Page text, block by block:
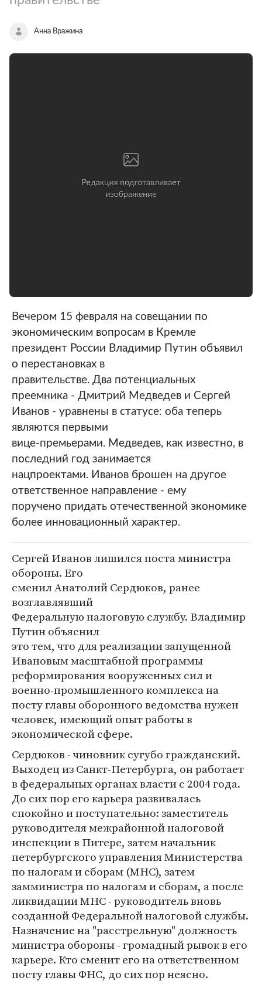
Анна Вражина
Вечером 15 февраля на совещании по
экономическим вопросам в Кремле
президент России Владимир Путин объявил
о перестановках в
правительстве. Два потенциальных
преемника - Дмитрий Медведев и Сергей
Иванов - уравнены в статусе: оба теперь
являются первыми
вице-премьерами. Медведев, как известно, в
последний год занимается
нацпроектами. Иванов брошен на другое
ответственное направление - ему
поручено придать отечественной экономике
более инновационный характер.
Сергей Иванов лишился поста министра
обороны. Его
сменил Анатолий Сердюков, ранее
возглавлявший
Федеральную налоговую службу. Владимир
Путин объяснил
это тем, что для реализации запущенной
Ивановым масштабной программы
реформирования вооруженных сил и
военно-промышленного комплекса на
посту главы оборонного ведомства нужен
человек, имеющий опыт работы в
экономической сфере.
Сердюков - чиновник сугубо гражданский.
Выходец из Санкт-Петербурга, он работает
в федеральных органах власти с 2004 года.
До сих пор его карьера развивалась
спокойно и поступательно: заместитель
руководителя межрайонной налоговой
инспекции в Питере, затем начальник
петербургского управления Министерства
по налогам и сборам (МНС), затем
замминистра по налогам и сборам, а после
ликвидации МНС - руководитель вновь
созданной Федеральной налоговой службы.
Назначение на "расстрельную" должность
министра обороны - громадный рывок в его
карьере. Кто сменит его на ответственном
посту главы ФНС, до сих пор неясно.